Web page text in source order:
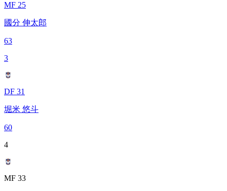
MF 25
國分 伸太郎
63
3
DF 31
堀米 悠斗
60
4
MF 33